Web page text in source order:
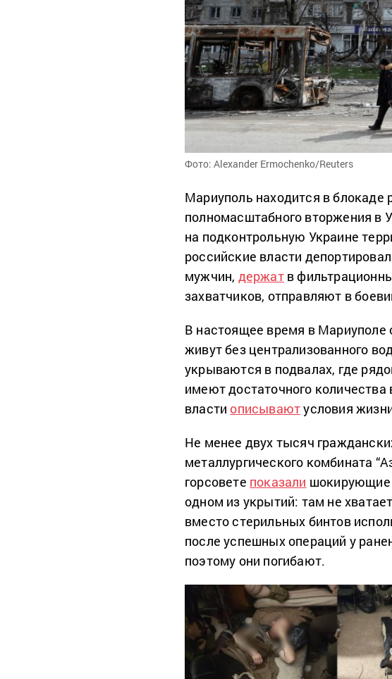
Фото: Alexander Ermochenko/Reuters
Мариуполь находится в блокаде
полномасштабного вторжения в
на подконтрольную Украине
российские власти
мужчин, держатв
захватчиков, отправляют в
В настоящее время в Мариуполе
живут без централизованного
укрываются в подвалах, где
имеют достаточного
власти описываютусловия
Не менее двух тысяч
металлургического комбината
горсовете показали шокирующие
одном из укрытий: там не
вместо стерильных бинтов
после успешных операций у
поэтому они погибают.